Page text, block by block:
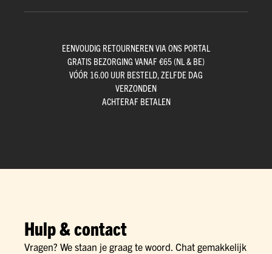
EENVOUDIG RETOURNEREN VIA ONS PORTAL
GRATIS BEZORGING VANAF €65 (NL & BE)
VÓÓR 16.00 UUR BESTELD, ZELFDE DAG
VERZONDEN
ACHTERAF BETALEN
Hulp & contact
Vragen? We staan je graag te woord. Chat gemakkelijk